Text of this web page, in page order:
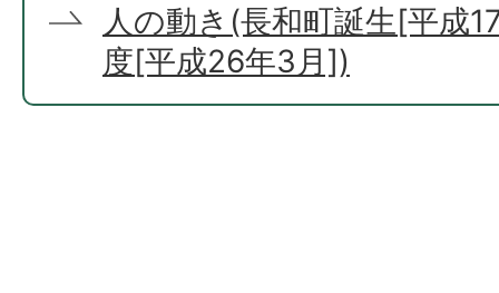
人の動き(長和町誕生[平成
度[平成26年3月])